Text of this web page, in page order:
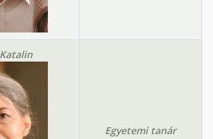
Egyetemi tanár